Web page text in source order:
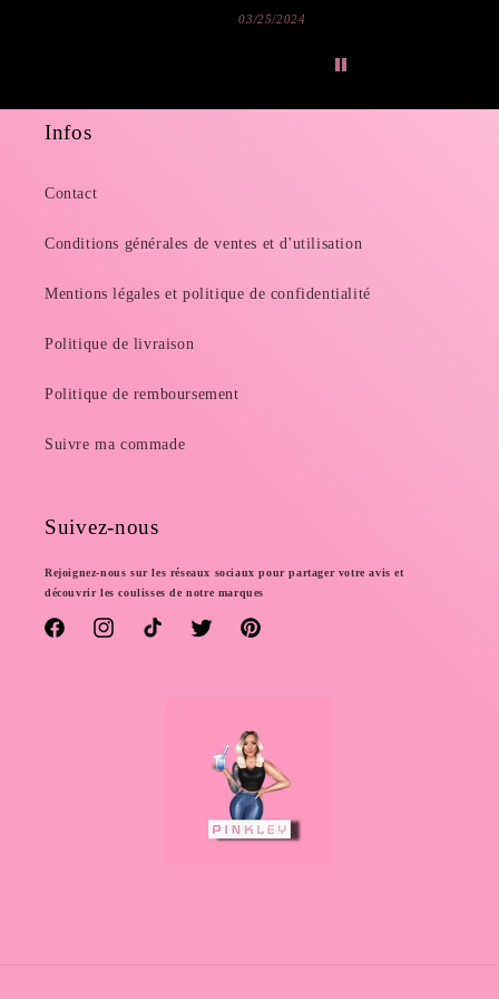
03/25/2024
Infos
Contact
Conditions générales de ventes et d'utilisation
Mentions légales et politique de confidentialité
Politique de livraison
Politique de remboursement
Suivre ma commade
Suivez-nous
Rejoignez-nous sur les réseaux sociaux pour partager votre avis et
découvrir les coulisses de notre marques
FacebookInstagramTikTok Twitter Pinterest